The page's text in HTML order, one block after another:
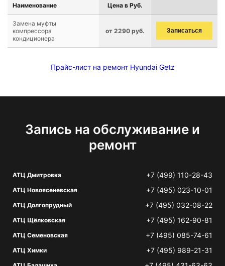
Наименование Цена в Руб.
Замена муфты
компрессора
кондиционера
от 2290 руб. Записаться
Прайс-лист на ремонт Hyundai Getz
Запись на обслуживание и
ремонт
АТЦ Дмитровка +7 (499) 110-28-43
АТЦ Новоясеневская +7 (495) 023-10-01
АТЦ Долгопрудный +7 (495) 032-08-22
АТЦ Щёлковская +7 (495) 162-90-81
АТЦ Семеновская +7 (495) 085-74-61
АТЦ Химки +7 (495) 989-21-31